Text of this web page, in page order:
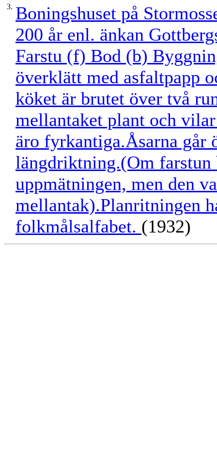
3. Boningshuset på
200 år enl. änkan
Farstu (f) Bod (b)
överklätt med asfaltpapp
köket är brutet över två
mellantaket plant och
äro fyrkantiga.Åsarna går
längdriktning.(Om
uppmätningen, men den
mellantak).Planritningen
folkmålsalfabet. (1932)